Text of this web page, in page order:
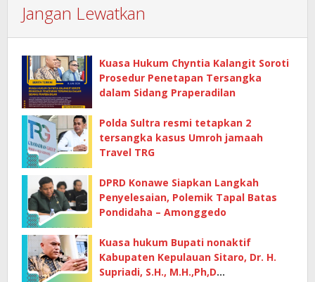
Jangan Lewatkan
Kuasa Hukum Chyntia Kalangit Soroti
Prosedur Penetapan Tersangka
dalam Sidang Praperadilan
Polda Sultra resmi tetapkan 2
tersangka kasus Umroh jamaah
Travel TRG
DPRD Konawe Siapkan Langkah
Penyelesaian, Polemik Tapal Batas
Pondidaha – Amonggedo
Kuasa hukum Bupati nonaktif
Kabupaten Kepulauan Sitaro, Dr. H.
Supriadi, S.H., M.H.,Ph,D